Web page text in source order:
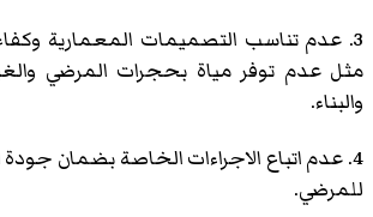
3. عدم تناسب التصميمات المعمارية
مثل عدم توفر مياة بحجرات المرضي
والبناء.
4. عدم اتباع الاجراءات الخاصة بضمان
للمرضي.